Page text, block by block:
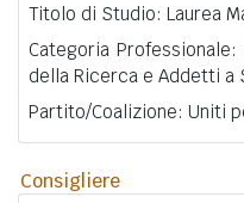
Titolo di Studio: Laurea
Categoria
della Ricerca e Addetti a
Partito/Coalizione: Uniti
Consigliere